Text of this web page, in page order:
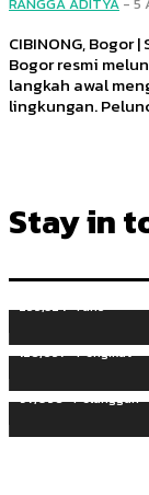
CIBINONG,
Bogor resmi
langkah awal
lingkungan.
Stay in
255,324 Fans
128,657 Pengikut
97,058 Pelanggan